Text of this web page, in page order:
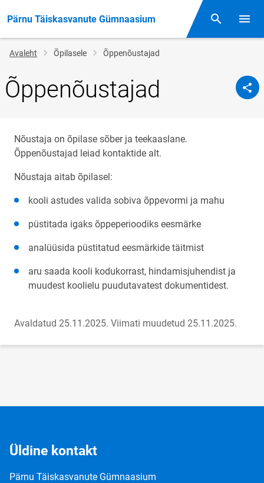
Pärnu Täiskasvanute Gümnaasium Otsing
Jälglink
Avaleht Õpilasele Õppenõustajad
Õppenõustajad
Nõustaja on õpilase sõber ja teekaaslane.
Õppenõustajad leiad kontaktide alt.
Nõustaja aitab õpilasel:
kooli astudes valida sobiva õppevormi ja mahu
püstitada igaks õppeperioodiks eesmärke
analüüsida püstitatud eesmärkide täitmist
aru saada kooli kodukorrast, hindamisjuhendist ja
muudest koolielu puudutavatest dokumentidest.
Avaldatud 25.11.2025. Viimati muudetud 25.11.2025.
Üldine kontakt
Pärnu Täiskasvanute Gümnaasium